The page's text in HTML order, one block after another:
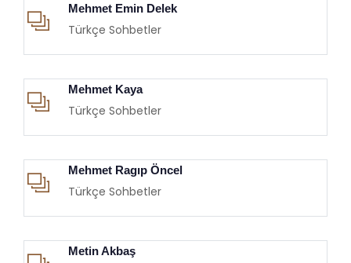
Mehmet Emin Delek
Türkçe Sohbetler
Mehmet Kaya
Türkçe Sohbetler
Mehmet Ragıp Öncel
Türkçe Sohbetler
Metin Akbaş